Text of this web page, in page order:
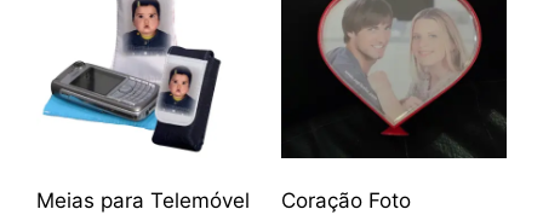
Meias para Telemóvel Coração Foto